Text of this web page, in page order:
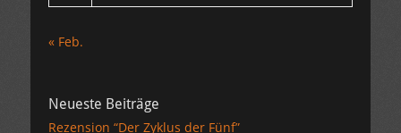
« Feb.
Neueste Beiträge
Rezension “Der Zyklus der Fünf”